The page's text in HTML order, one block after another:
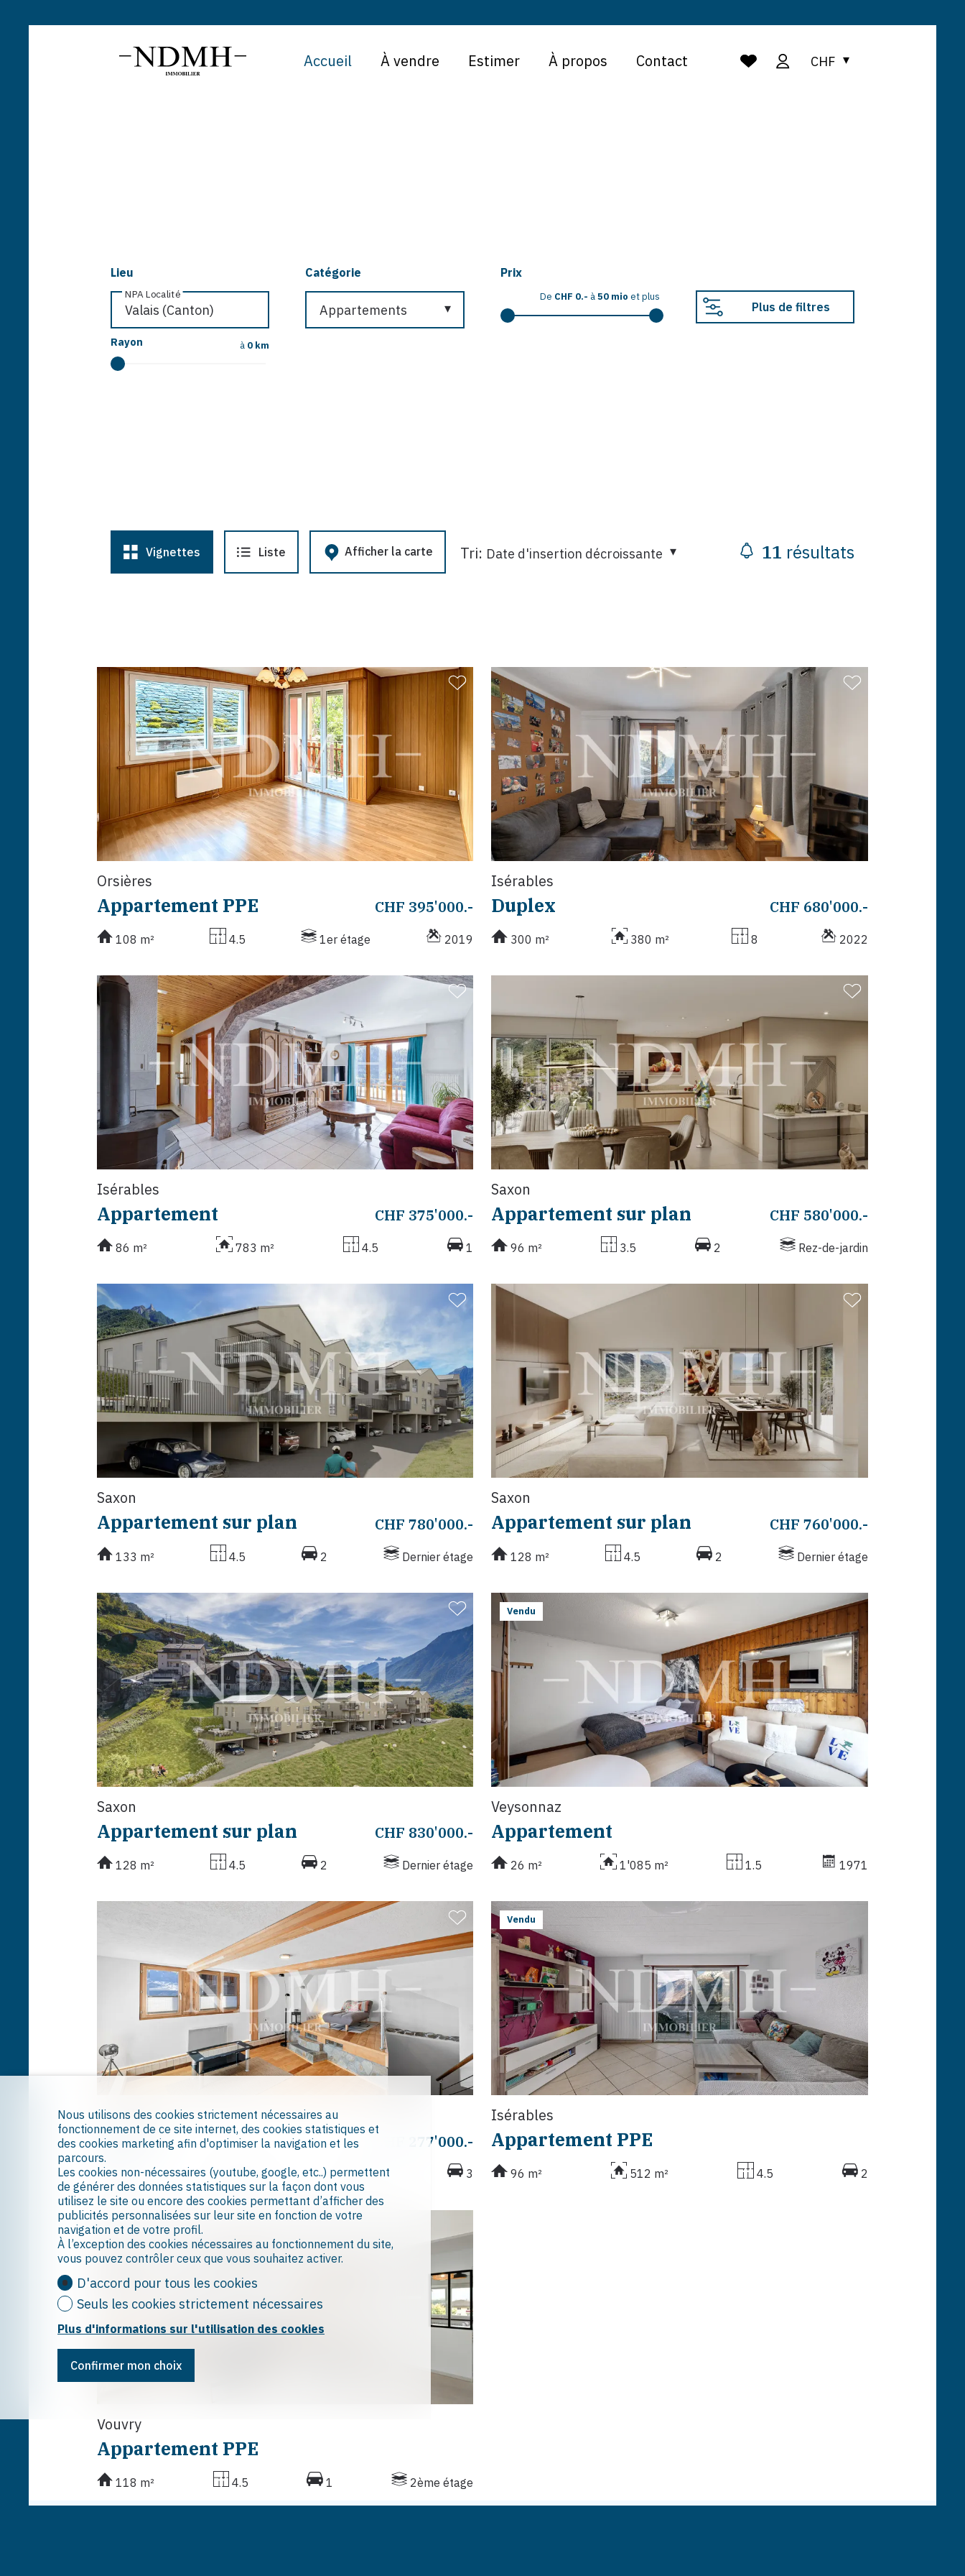
Accueil À vendre Estimer À propos Contact CHF
Lieu
NPA Localité
Rayon à 0 km
Catégorie
Appartements
Prix
De CHF 0.- à 50 mio et plus
Plus de filtres
Vignettes Liste Afficher la carte Tri: Date d'insertion décroissante 11 résultats
Orsières
Appartement PPE CHF 395'000.-
108 m² 4.5 1er étage 2019
Isérables
Duplex CHF 680'000.-
300 m² 380 m² 8 2022
Isérables
Appartement CHF 375'000.-
86 m² 783 m² 4.5 1
Saxon
Appartement sur plan CHF 580'000.-
96 m² 3.5 2 Rez-de-jardin
Saxon
Appartement sur plan CHF 780'000.-
133 m² 4.5 2 Dernier étage
Saxon
Appartement sur plan CHF 760'000.-
128 m² 4.5 2 Dernier étage
Saxon
Appartement sur plan CHF 830'000.-
128 m² 4.5 2 Dernier étage
Vendu
Veysonnaz
Appartement
26 m² 1'085 m² 1.5 1971
Luc (Ayent)
Duplex CHF 277'000.-
76 m² 350 m² 3 3
Vendu
Isérables
Appartement PPE
96 m² 512 m² 4.5 2
Vendu
Vouvry
Appartement PPE
118 m² 4.5 1 2ème étage
Nous utilisons des cookies strictement nécessaires au
fonctionnement de ce site internet, des cookies statistiques et
des cookies marketing afin d'optimiser la navigation et les
parcours.
Les cookies non-nécessaires (youtube, google, etc..) permettent
de générer des données statistiques sur la façon dont vous
utilisez le site ou encore des cookies permettant d’afficher des
publicités personnalisées sur leur site en fonction de votre
navigation et de votre profil.
À l’exception des cookies nécessaires au fonctionnement du site,
vous pouvez contrôler ceux que vous souhaitez activer.
D'accord pour tous les cookies
Seuls les cookies strictement nécessaires
Plus d'informations sur l'utilisation des cookies
Confirmer mon choix